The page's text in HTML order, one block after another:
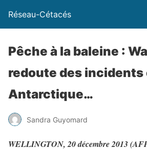
Réseau-Cétacés
Pêche à la baleine :
redoute des incidents
Antarctique…
Sandra Guyomard
WELLINGTON, 20 décembre 2013